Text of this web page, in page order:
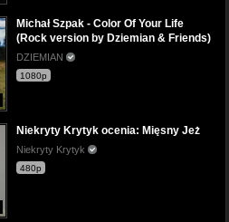
Michał Szpak - Color Of Your Life
(Rock version by Dziemian & Friends)
DZIEMIAN
1080p
Niekryty Krytyk ocenia: Mięsny Jeż
Niekryty Krytyk
480p